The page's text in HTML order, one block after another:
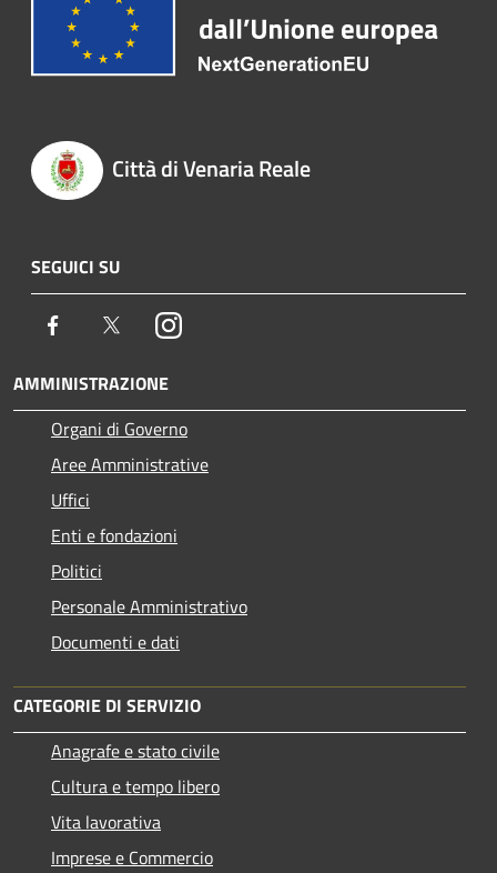
Città di Venaria Reale
SEGUICI SU
Facebook TwitterInstagram
AMMINISTRAZIONE
Organi di Governo
Aree Amministrative
Uffici
Enti e fondazioni
Politici
Personale Amministrativo
Documenti e dati
CATEGORIE DI SERVIZIO
Anagrafe e stato civile
Cultura e tempo libero
Vita lavorativa
Imprese e Commercio